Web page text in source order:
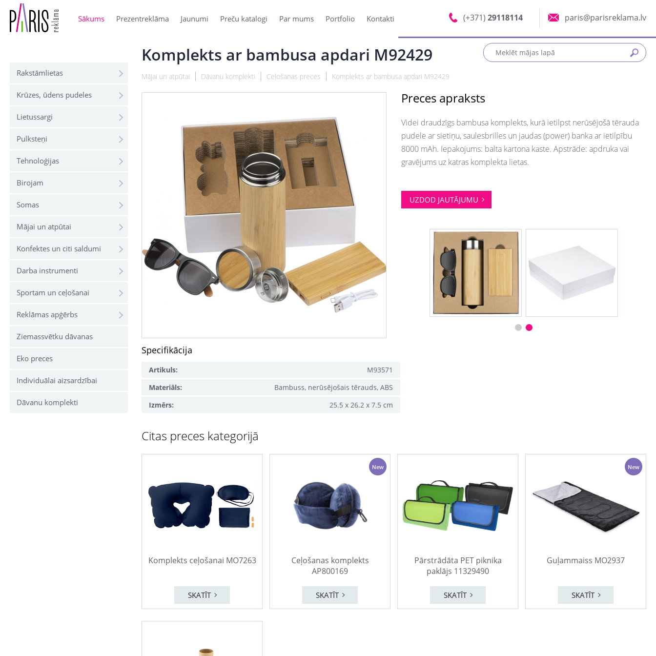
Sākums Prezentreklāma Jaunumi Preču katalogi Par mums Portfolio Kontakti (+371) 29118114 paris@parisreklama.lv
Rakstāmlietas
Krūzes, ūdens pudeles
Lietussargi
Pulksteņi
Tehnoloģijas
Birojam
Somas
Mājai un atpūtai
Konfektes un citi saldumi
Darba instrumenti
Sportam un ceļošanai
Reklāmas apģērbs
Ziemassvētku dāvanas
Eko preces
Individuālai aizsardzībai
Dāvanu komplekti
Komplekts ar bambusa apdari M92429
Mājai un atpūtai Dāvanu komplekti Ceļošanas preces Komplekts ar bambusa apdari M92429
Preces apraksts
Videi draudzīgs bambusa komplekts, kurā ietilpst nerūsējošā tērauda
pudele ar sietiņu, saulesbrilles un jaudas (power) banka ar ietilpību
8000 mAh. Iepakojums: balta kartona kaste. Apstrāde: apdruka vai
gravējums uz katras komplekta lietas.
UZDOD JAUTĀJUMU
Specifikācija
Artikuls:
M93571
Materiāls:
Bambuss, nerūsējošais tērauds, ABS
Izmērs:
25.5 x 26.2 x 7.5 cm
Citas preces kategorijā
Komplekts ceļošanai MO7263
SKATĪT
New
Ceļošanas komplekts
AP800169
SKATĪT
Pārstrādāta PET piknika
paklājs 11329490
SKATĪT
New
Guļammaiss MO2937
SKATĪT